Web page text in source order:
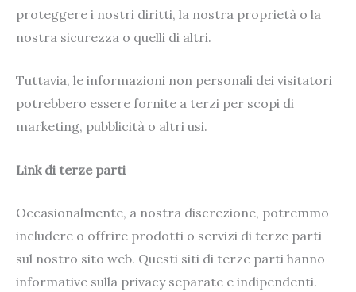
proteggere i nostri diritti, la nostra proprietà o la
nostra sicurezza o quelli di altri.
Tuttavia, le informazioni non personali dei visitatori
potrebbero essere fornite a terzi per scopi di
marketing, pubblicità o altri usi.
Link di terze parti
Occasionalmente, a nostra discrezione, potremmo
includere o offrire prodotti o servizi di terze parti
sul nostro sito web. Questi siti di terze parti hanno
informative sulla privacy separate e indipendenti.